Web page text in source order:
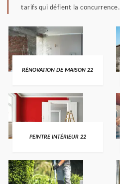
tarifs qui défient la concurrence.
RÉNOVATION DE MAISON 22
PEINTRE INTÉRIEUR 22